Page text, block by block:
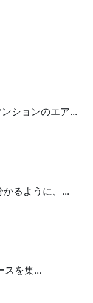
ションのエア...
るように、...
スを集...